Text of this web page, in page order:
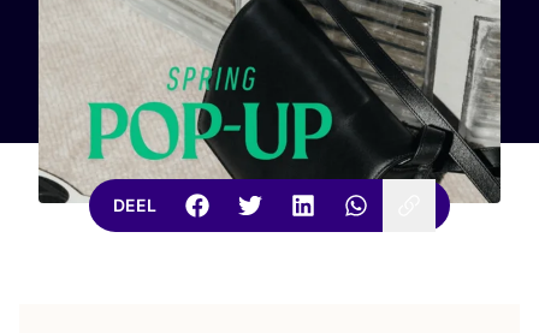
DEEL